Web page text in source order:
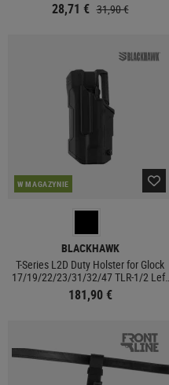
28,71 € 31,90 €
W MAGAZYNIE
BLACKHAWK
T-Series L2D Duty Holster for Glock
17/19/22/23/31/32/47 TLR-1/2 Left
Side
181,90 €